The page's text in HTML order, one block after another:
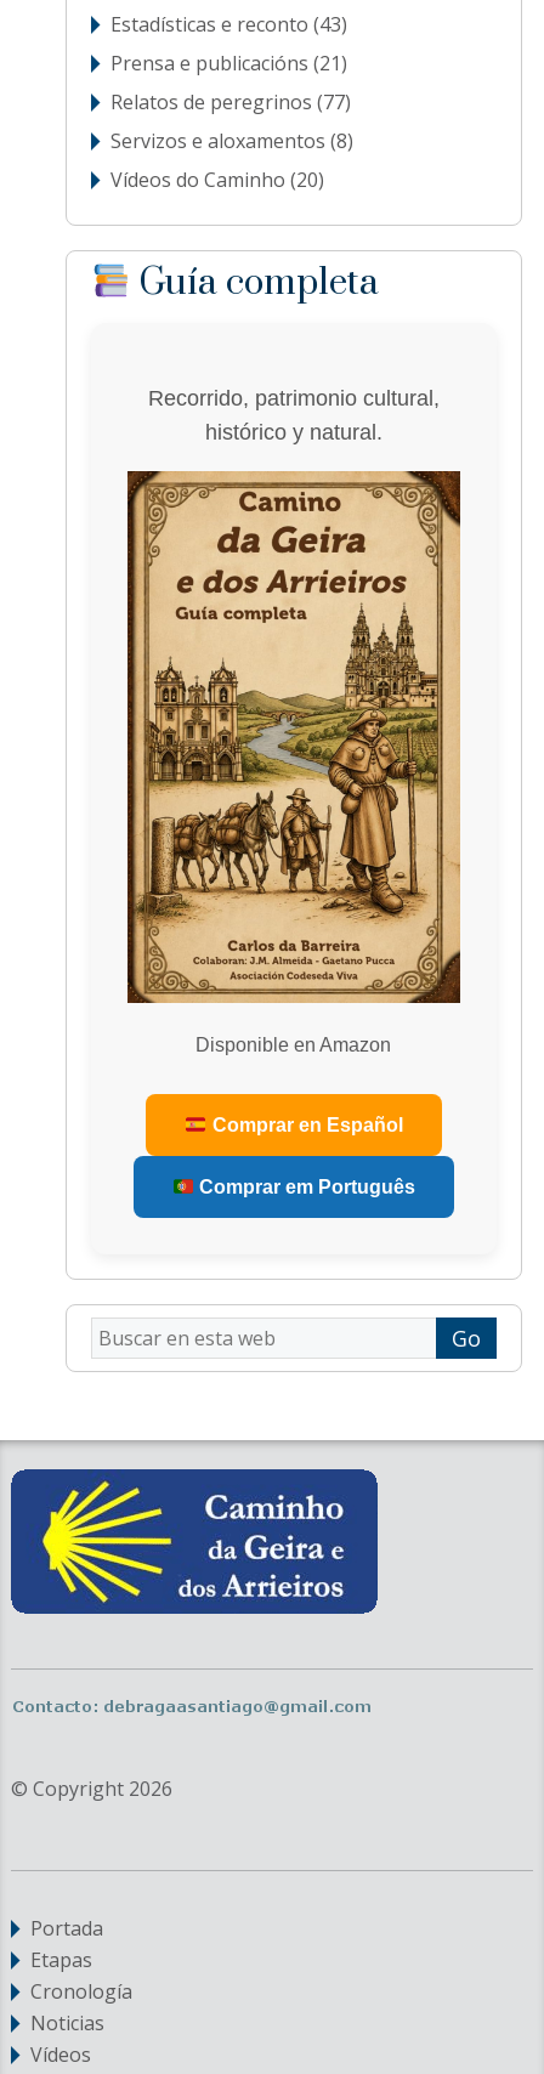
Estadísticas e reconto (43)
Prensa e publicacións (21)
Relatos de peregrinos (77)
Servizos e aloxamentos (8)
Vídeos do Caminho (20)
Guía completa
Recorrido, patrimonio cultural,
histórico y natural.
Disponible en Amazon
Comprar en Español
Comprar em Português
Buscar
en
esta
© Copyright 2026
Portada
Etapas
Cronología
Noticias
Vídeos